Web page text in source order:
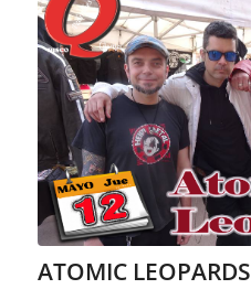
ATOMIC LEOPARDS